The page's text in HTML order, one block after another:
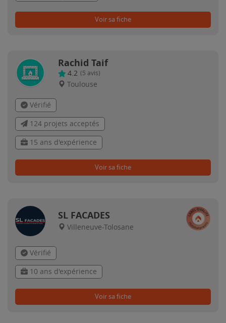
Voir sa fiche
Rachid Taif
4.2 (5 avis)
Toulouse
Vérifié
124 projets acceptés
15 ans d'expérience
Voir sa fiche
SL FACADES
Villeneuve-Tolosane
Vérifié
10 ans d'expérience
Voir sa fiche